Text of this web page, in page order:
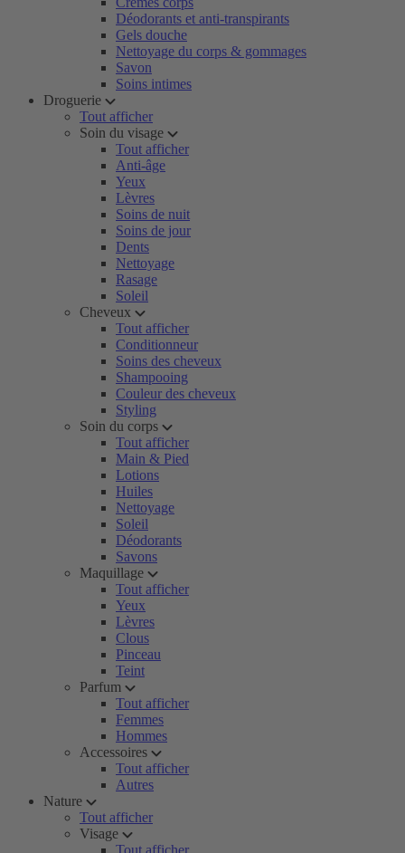
Déodorants et anti-transpirants
Gels douche
Nettoyage du corps & gommages
Savon
Soins intimes
Droguerie
Tout afficher
Soin du visage
Tout afficher
Anti-âge
Yeux
Lèvres
Soins de nuit
Soins de jour
Dents
Nettoyage
Rasage
Soleil
Cheveux
Tout afficher
Conditionneur
Soins des cheveux
Shampooing
Couleur des cheveux
Styling
Soin du corps
Tout afficher
Main & Pied
Lotions
Huiles
Nettoyage
Soleil
Déodorants
Savons
Maquillage
Tout afficher
Yeux
Lèvres
Clous
Pinceau
Teint
Parfum
Tout afficher
Femmes
Hommes
Accessoires
Tout afficher
Autres
Nature
Tout afficher
Visage
Tout afficher